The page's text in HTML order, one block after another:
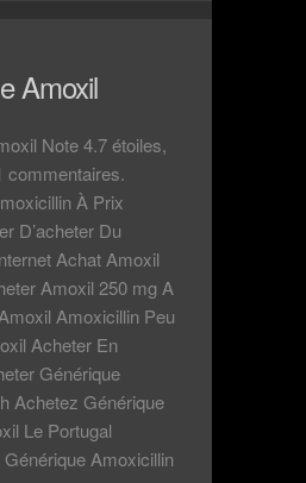
Amoxil
Note 4.7 étoiles,
commentaires.
À Prix
D’acheter Du
Achat Amoxil
Amoxil 250 mg A
Amoxicillin Peu
Acheter En
Générique
Achetez Générique
Le Portugal
Amoxicillin